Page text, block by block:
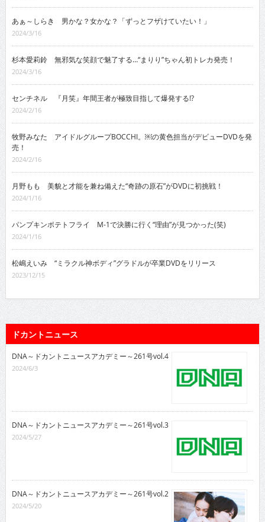
あぁ～しらき 男かな？女かな？「ずっとフザけていたい！」
2024/3/16
杉本愛莉鈴 無邪気な笑顔で魅了する…“まりり”ちゃん初トレカ発売！
2024/3/16
センチネル 『月笑』年間王者が極致目指して爆発する!?
2024/2/16
牧野みなた アイドルグループBOCCHI。￼の黄色担当がデビューDVDを発
売！
2024/2/16
月野もも 美貌と才能を兼ね備えた“奇跡の原石”がDVDに初挑戦！
2024/1/16
パンプキンポテトフライ M-1で決勝に行く“理由”が見つかった(笑)
2024/1/16
松嶋えいみ “ミラクル神ボディ”グラドルが卒業DVDをリリース
2023/12/15
ドカントニュース
DNA～ドカントニュースアカデミー～261号vol.4
2024/6/3
DNA～ドカントニュースアカデミー～261号vol.3
2024/5/27
DNA～ドカントニュースアカデミー～261号vol.2
2024/5/20